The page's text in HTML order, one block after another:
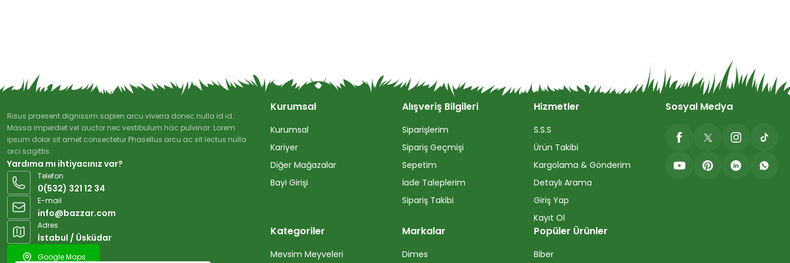
Risus praesent dignissim sapien arcu viverra donec nulla id id.
Massa imperdiet vel auctor nec vestibulum hac pulvinar. Lorem
ipsum dolor sit amet consectetur Phasellus arcu ac sit lectus nulla
orci sagittis.
Yardıma mı ihtiyacınız var?
Telefon
0(532) 321 12 34
E-mail
info@bazzar.com
Adres
İstabul / Üsküdar
Google Maps
Kurumsal
Kurumsal
Kariyer
Diğer Mağazalar
Bayi Girişi
Alışveriş Bilgileri
Siparişlerim
Sipariş Geçmişi
Sepetim
İade Taleplerim
Sipariş Takibi
Hizmetler
S.S.S
Ürün Takibi
Kargolama & Gönderim
Detaylı Arama
Giriş Yap
Kayıt Ol
Kategoriler
Mevsim Meyveleri
Markalar
Dimes
Popüler Ürünler
Biber
Sosyal Medya